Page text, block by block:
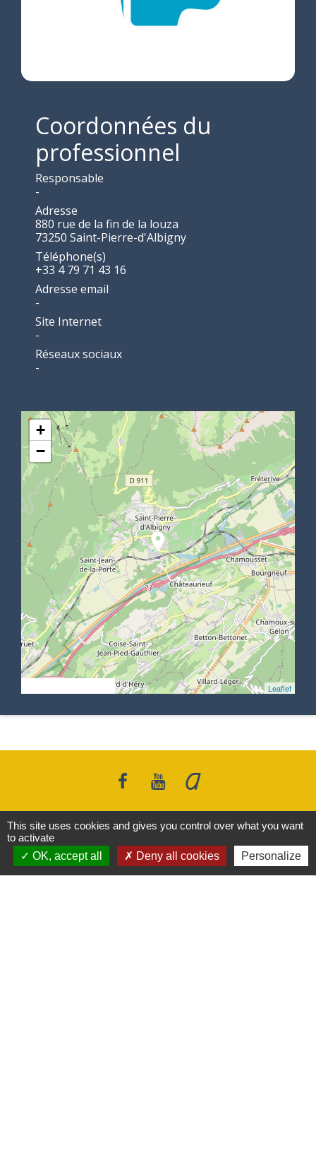
Coordonnées du
professionnel
Responsable
-
Adresse
880 rue de la fin de la louza
73250 Saint-Pierre-d'Albigny
Téléphone(s)
+33 4 79 71 43 16
Adresse email
-
Site Internet
-
Réseaux sociaux
-
location_on
+
−
Leaflet
Contacts
Commune de Saint-Pierre d’Albigny
This site uses cookies and gives you control over what you want
to activate
OK, accept all
Deny all cookies Personalize